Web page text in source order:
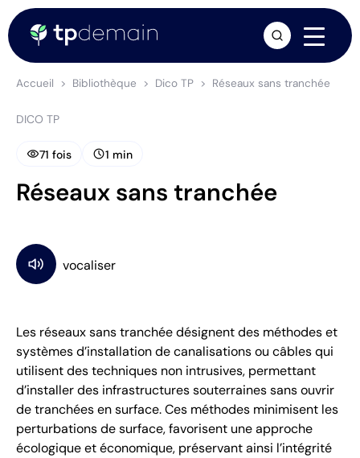
Accueil Bibliothèque Dico TP Réseaux sans tranchée
DICO TP
visibility71 fois schedule1 min
Réseaux sans tranchée
Les réseaux sans tranchée désignent des méthodes et
systèmes d’installation de canalisations ou câbles qui
utilisent des techniques non intrusives, permettant
d’installer des infrastructures souterraines sans ouvrir
de tranchées en surface. Ces méthodes minimisent les
perturbations de surface, favorisent une approche
écologique et économique, préservant ainsi l’intégrité
arrow_forward